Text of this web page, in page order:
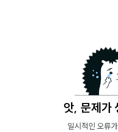
앗, 문제가
일시적인 오류